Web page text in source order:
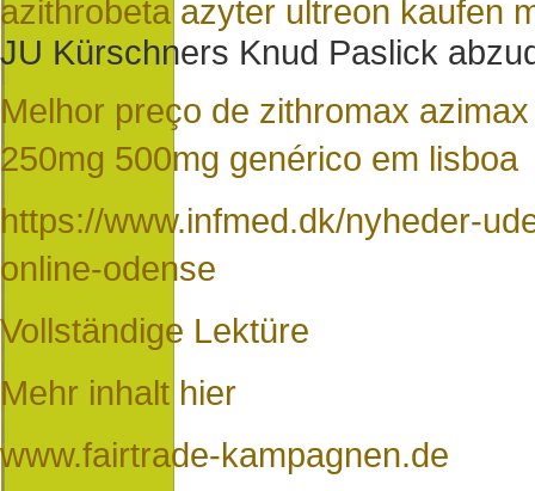
azithrobeta azyter ultreon kaufen
JU Kürschners Knud Paslick
Melhor preço de zithromax
250mg 500mg genérico em lisboa
https://www.infmed.dk/nyheder-
online-odense
Vollständige Lektüre
Mehr inhalt hier
www.fairtrade-kampagnen.de